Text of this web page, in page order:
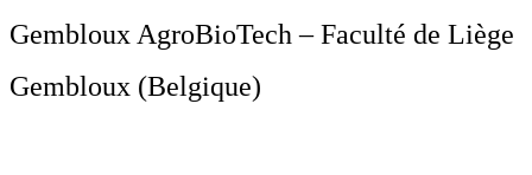
Gembloux AgroBioTech – Faculté de Liège
Gembloux (Belgique)